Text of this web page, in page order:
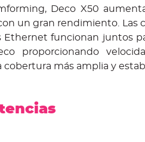
Deco X50
un gran rendimiento. Las
Ethernet funcionan juntos
proporcionando
cobertura más amplia y